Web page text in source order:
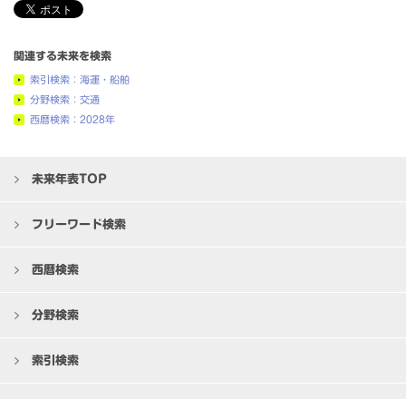
関連する未来を検索
索引検索：海運・船舶
分野検索：交通
西暦検索：2028年
未来年表TOP
フリーワード検索
西暦検索
分野検索
索引検索